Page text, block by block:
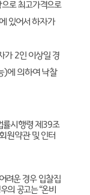
로 최고가격으로
있어서 하자가
가2인 이상일 경
)에 의하여 낙찰
시행령 제 39조
원약관 및 인터
려운 경우 입찰집
의 공고는“온비